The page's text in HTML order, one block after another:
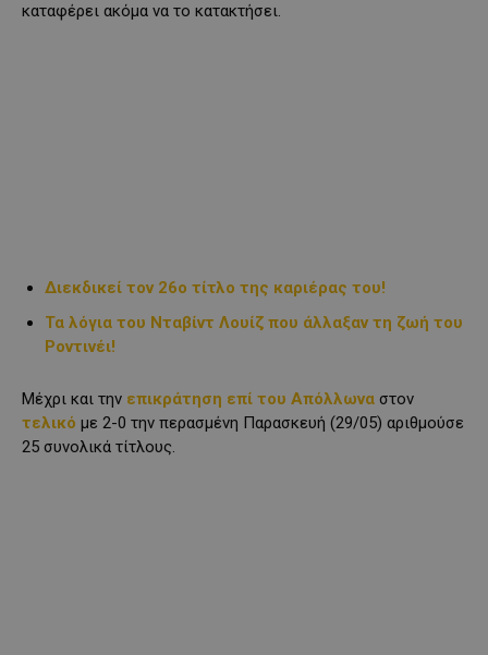
καταφέρει ακόμα να το κατακτήσει.
Διεκδικεί τον 26ο τίτλο της καριέρας του!
Τα λόγια του Νταβίντ Λουίζ που άλλαξαν τη ζωή του
Ροντινέι!
Μέχρι και την επικράτηση επί του Απόλλωνα στον
τελικό με 2-0 την περασμένη Παρασκευή (29/05) αριθμούσε
25 συνολικά τίτλους.